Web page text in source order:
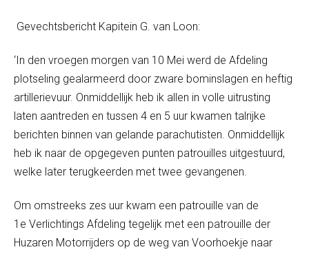
Gevechtsbericht Kapitein G. van Loon:
‘In den vroegen morgen van 10 Mei werd de Afdeling
plotseling gealarmeerd door zware bominslagen en heftig
artillerievuur. Onmiddellijk heb ik allen in volle uitrusting
laten aantreden en tussen 4 en 5 uur kwamen talrijke
berichten binnen van gelande parachutisten. Onmiddellijk
heb ik naar de opgegeven punten patrouilles uitgestuurd,
welke later terugkeerden met twee gevangenen.
Om omstreeks zes uur kwam een patrouille van de
1 e Verlichtings Afdeling tegelijk met een patrouille der
Huzaren Motorrijders op de weg van Voorhoekje naar